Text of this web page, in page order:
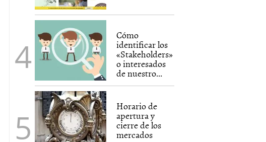
Cómo
identificar los
«Stakeholders»
o interesados
de nuestro...
Horario de
apertura y
cierre de los
mercados